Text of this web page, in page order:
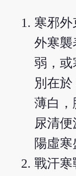
寒邪
外寒襲
弱，或
別在
薄白，
尿清
陽虛
戰汗寒